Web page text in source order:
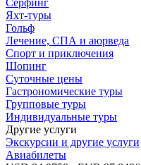
Серфинг
Яхт-туры
Гольф
Лечение, СПА и аюрведа
Спорт и приключения
Шопинг
Суточные цены
Гастрономические туры
Групповые туры
Индивидуальные туры
Другие услуги
Экскурсии и другие услуги
Авиабилеты